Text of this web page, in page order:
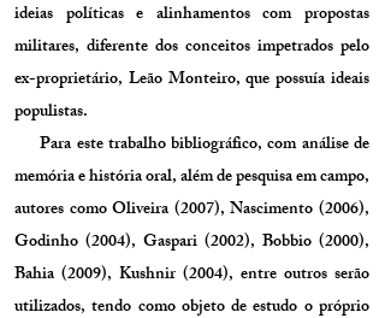
ideias políticas e alinhamentos com propostas
militares, diferente dos conceitos impetrados pelo
ex-proprietário, Leão Monteiro, que possuía ideais
populistas.
Para este trabalho bibliográfico, com análise de
memória e história oral, além de pesquisa em campo,
autores como Oliveira (2007), Nascimento (2006),
Godinho (2004), Gaspari (2002), Bobbio (2000),
Bahia (2009), Kushnir (2004), entre outros serão
utilizados, tendo como objeto de estudo o próprio